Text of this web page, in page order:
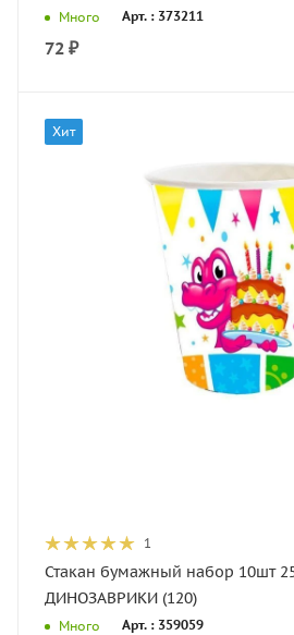
Много Арт. : 373211
72 ₽
Хит
1
Стакан бумажный набор 10шт
ДИНОЗАВРИКИ (120)
Много Арт. : 359059